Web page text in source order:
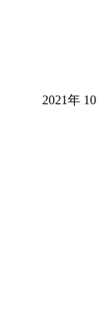
2021年 10